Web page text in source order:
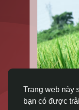
Trang web này
bạn có được